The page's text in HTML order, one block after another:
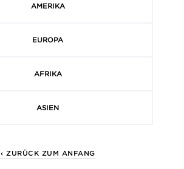
AMERIKA
EUROPA
AFRIKA
ASIEN
‹ ZURÜCK ZUM ANFANG